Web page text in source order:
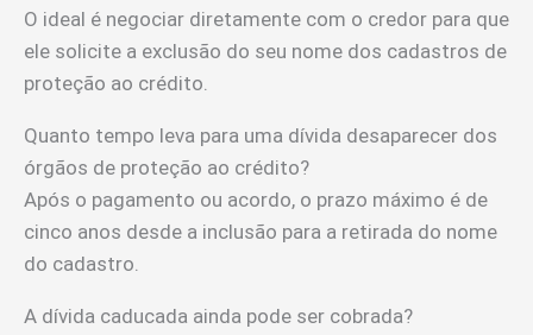
O ideal é negociar diretamente com o credor para que
ele solicite a exclusão do seu nome dos cadastros de
proteção ao crédito.
Quanto tempo leva para uma dívida desaparecer dos
órgãos de proteção ao crédito?
Após o pagamento ou acordo, o prazo máximo é de
cinco anos desde a inclusão para a retirada do nome
do cadastro.
A dívida caducada ainda pode ser cobrada?